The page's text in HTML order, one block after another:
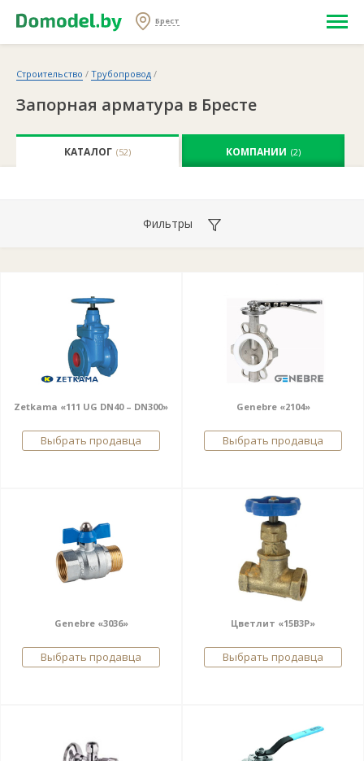
Брест
Строительство / Трубопровод /
Запорная арматура в Бресте
КАТАЛОГ (52) КОМПАНИИ (2)
Фильтры
Zetkama «111 UG DN40 – DN300»
Выбрать продавца
Genebre «2104»
Выбрать продавца
Genebre «3036»
Выбрать продавца
Цветлит «15B3P»
Выбрать продавца